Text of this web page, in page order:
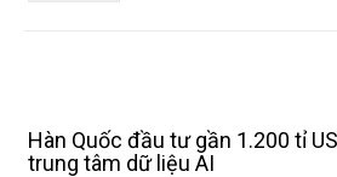
Hàn Quốc đầu tư gần 1.200 tỉ
trung tâm dữ liệu AI